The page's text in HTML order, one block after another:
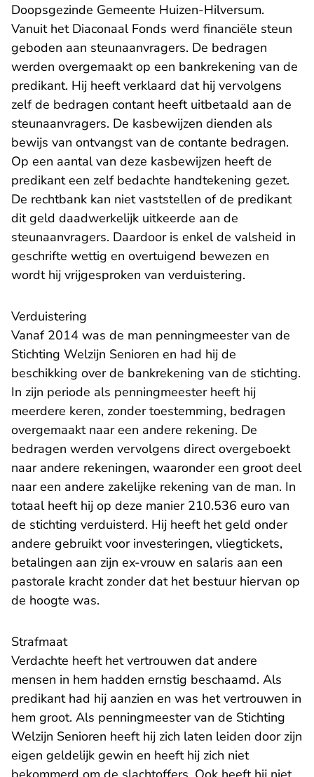
Doopsgezinde Gemeente Huizen-Hilversum.
Vanuit het Diaconaal Fonds werd financiële steun
geboden aan steunaanvragers. De bedragen
werden overgemaakt op een bankrekening van de
predikant. Hij heeft verklaard dat hij vervolgens
zelf de bedragen contant heeft uitbetaald aan de
steunaanvragers. De kasbewijzen dienden als
bewijs van ontvangst van de contante bedragen.
Op een aantal van deze kasbewijzen heeft de
predikant een zelf bedachte handtekening gezet.
De rechtbank kan niet vaststellen of de predikant
dit geld daadwerkelijk uitkeerde aan de
steunaanvragers. Daardoor is enkel de valsheid in
geschrifte wettig en overtuigend bewezen en
wordt hij vrijgesproken van verduistering.
Verduistering
Vanaf 2014 was de man penningmeester van de
Stichting Welzijn Senioren en had hij de
beschikking over de bankrekening van de stichting.
In zijn periode als penningmeester heeft hij
meerdere keren, zonder toestemming, bedragen
overgemaakt naar een andere rekening. De
bedragen werden vervolgens direct overgeboekt
naar andere rekeningen, waaronder een groot deel
naar een andere zakelijke rekening van de man. In
totaal heeft hij op deze manier 210.536 euro van
de stichting verduisterd. Hij heeft het geld onder
andere gebruikt voor investeringen, vliegtickets,
betalingen aan zijn ex-vrouw en salaris aan een
pastorale kracht zonder dat het bestuur hiervan op
de hoogte was.
Strafmaat
Verdachte heeft het vertrouwen dat andere
mensen in hem hadden ernstig beschaamd. Als
predikant had hij aanzien en was het vertrouwen in
hem groot. Als penningmeester van de Stichting
Welzijn Senioren heeft hij zich laten leiden door zijn
eigen geldelijk gewin en heeft hij zich niet